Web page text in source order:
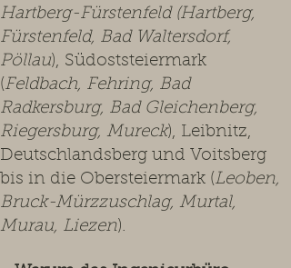
Hartberg-Fürstenfeld (Hartberg,
Fürstenfeld, Bad Waltersdorf,
Pöllau), Südoststeiermark
(Feldbach, Fehring, Bad
Radkersburg, Bad Gleichenberg,
Riegersburg, Mureck), Leibnitz,
Deutschlandsberg und Voitsberg
bis in die Obersteiermark (Leoben,
Bruck-Mürzzuschlag, Murtal,
Murau, Liezen).